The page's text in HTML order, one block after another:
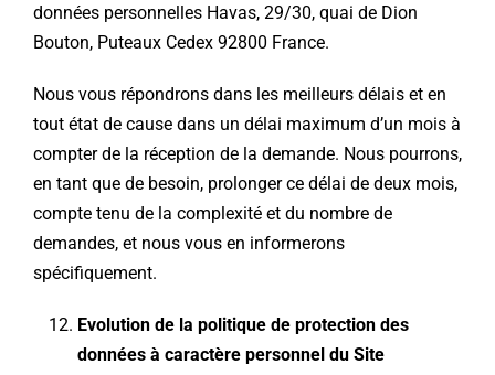
données personnelles Havas, 29/30, quai de Dion
Bouton, Puteaux Cedex 92800 France.
Nous vous répondrons dans les meilleurs délais et en
tout état de cause dans un délai maximum d’un mois à
compter de la réception de la demande. Nous pourrons,
en tant que de besoin, prolonger ce délai de deux mois,
compte tenu de la complexité et du nombre de
demandes, et nous vous en informerons
spécifiquement.
Evolution de la politique de protection des
données à caractère personnel du Site